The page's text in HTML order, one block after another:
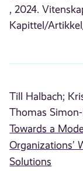
, 2024.
Kapittel/
Till Halbach;
Thomas
Towards a
Organizations’
Solutions